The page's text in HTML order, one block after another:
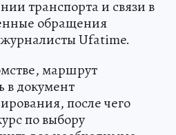
транспорта и связи в
обращения
Ufatime.
маршрут
в документ
после чего
по выбору